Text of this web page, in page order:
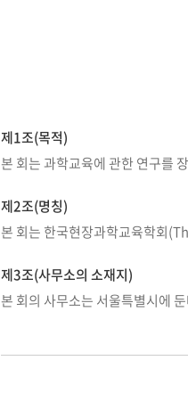
제1조(목적)
본 회는 과학교육에 관한 연구를
제2조(명칭)
본 회는 한국현장과학교육학회
제3조(사무소의 소재지)
본 회의 사무소는 서울특별시에